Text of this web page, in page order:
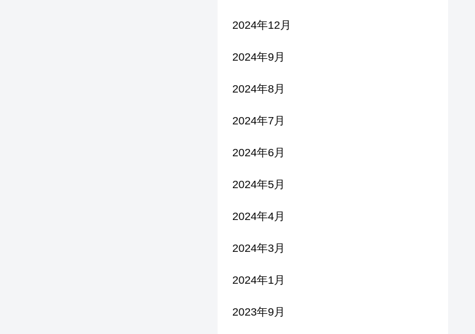
2024年12月
2024年9月
2024年8月
2024年7月
2024年6月
2024年5月
2024年4月
2024年3月
2024年1月
2023年9月